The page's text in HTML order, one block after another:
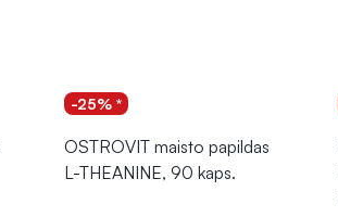
-25% *
OSTROVIT maisto papildas
L-THEANINE, 90 kaps.